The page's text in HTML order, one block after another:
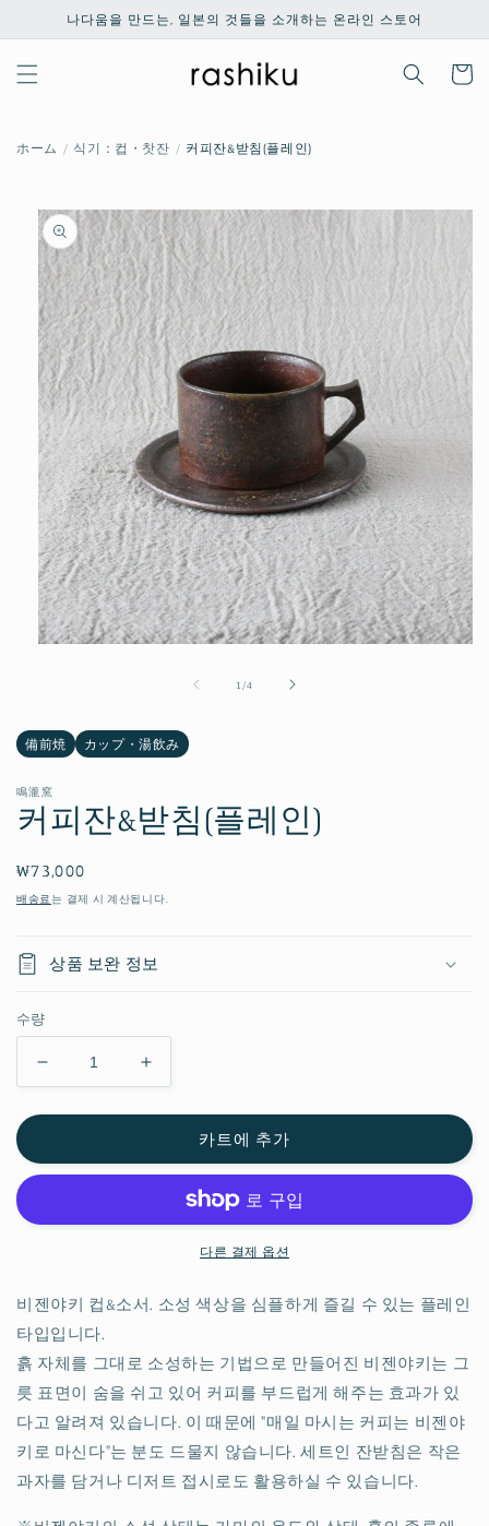
로 건너
뛰기
나다움을 만드는, 일본의 것들을 소개하는 온라인 스토어
트
ホーム 식기：컵・찻잔 커피잔&받침(플레인)
제품 정
보로 건
너뛰기
미
디
1
열
기
1 /의4
備前焼 カップ・湯飲み
鳴瀧窯
커피잔&받침(플레인)
정
가
₩73,000
배송료는 결제 시 계산됩니다.
상품 보완 정보
수량
받
(플
수
량
줄
임
커
&amp;
받
(플
수
늘
림
카트에 추가
다른 결제 옵션
비젠야키 컵&소서. 소성 색상을 심플하게 즐길 수 있는 플레인
타입입니다.
흙 자체를 그대로 소성하는 기법으로 만들어진 비젠야키는 그
릇 표면이 숨을 쉬고 있어 커피를 부드럽게 해주는 효과가 있
다고 알려져 있습니다. 이 때문에 "매일 마시는 커피는 비젠야
키로 마신다"는 분도 드물지 않습니다. 세트인 잔받침은 작은
과자를 담거나 디저트 접시로도 활용하실 수 있습니다.